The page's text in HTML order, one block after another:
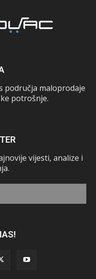
područja maloprodaje
potrošnje.
vijesti, analize i